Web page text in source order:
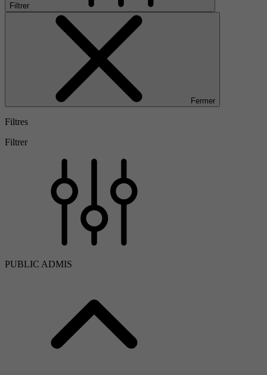
Filtrer
Fermer
Filtres
Filtrer
PUBLIC ADMIS